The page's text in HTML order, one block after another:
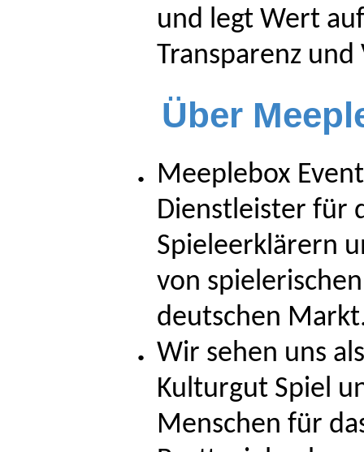
und legt Wert
Transparenz
Über
Meeplebox
Dienstleister für
Spieleerklärern
von
deutschen
Wir sehen uns
Kulturgut Spiel
Menschen für